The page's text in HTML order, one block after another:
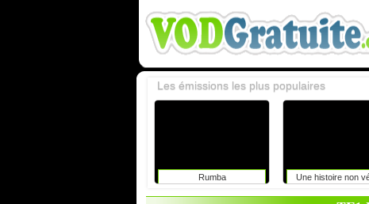
Rumba Une histoire non
Les émissions les plus populaires